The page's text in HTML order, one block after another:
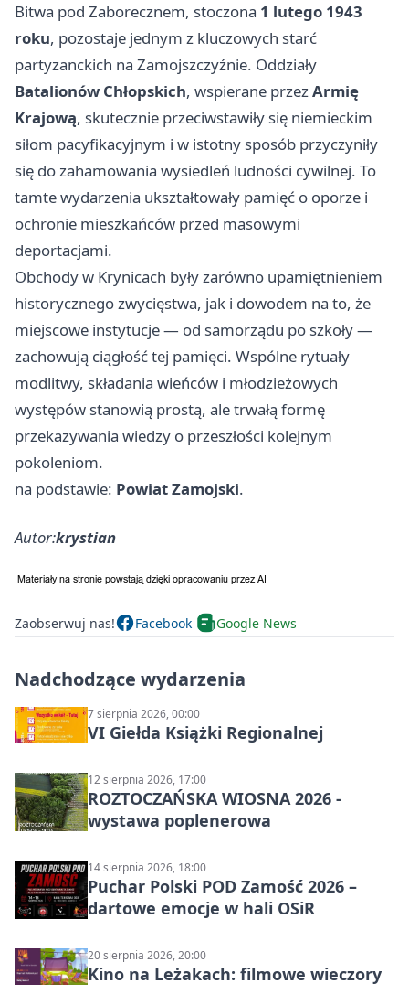
Bitwa pod Zaborecznem, stoczona 1 lutego 1943
roku, pozostaje jednym z kluczowych starć
partyzanckich na Zamojszczyźnie. Oddziały
Batalionów Chłopskich, wspierane przezArmię
Krajową, skutecznie przeciwstawiły się niemieckim
siłom pacyfikacyjnym i w istotny sposób przyczyniły
się do zahamowania wysiedleń ludności cywilnej. To
tamte wydarzenia ukształtowały pamięć o oporze i
ochronie mieszkańców przed masowymi
deportacjami.
Obchody w Krynicach były zarówno upamiętnieniem
historycznego zwycięstwa, jak i dowodem na to, że
miejscowe instytucje — od samorządu po szkoły —
zachowują ciągłość tej pamięci. Wspólne rytuały
modlitwy, składania wieńców i młodzieżowych
występów stanowią prostą, ale trwałą formę
przekazywania wiedzy o przeszłości kolejnym
pokoleniom.
na podstawie: Powiat Zamojski.
Autor:krystian
Zaobserwuj nas! Facebook Google News
Nadchodzące wydarzenia
7 sierpnia 2026, 00:00
VI Giełda Książki Regionalnej
12 sierpnia 2026, 17:00
ROZTOCZAŃSKA WIOSNA 2026 -
wystawa poplenerowa
14 sierpnia 2026, 18:00
Puchar Polski POD Zamość 2026 –
dartowe emocje w hali OSiR
20 sierpnia 2026, 20:00
Kino na Leżakach: filmowe wieczory